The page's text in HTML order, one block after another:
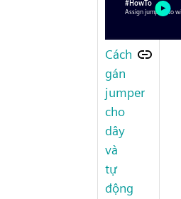
Cách
gán
jumper
cho
dây
và
tự
động